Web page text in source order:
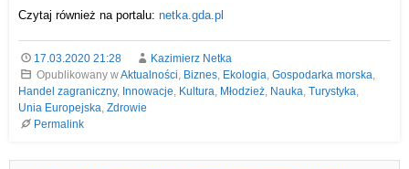
Czytaj również na portalu: netka.gda.pl
17.03.2020 21:28
Kazimierz Netka
Opublikowany wAktualności, Biznes, Ekologia, Gospodarka morska,
Handel zagraniczny, Innowacje, Kultura, Młodzież, Nauka, Turystyka,
Unia Europejska, Zdrowie
Permalink